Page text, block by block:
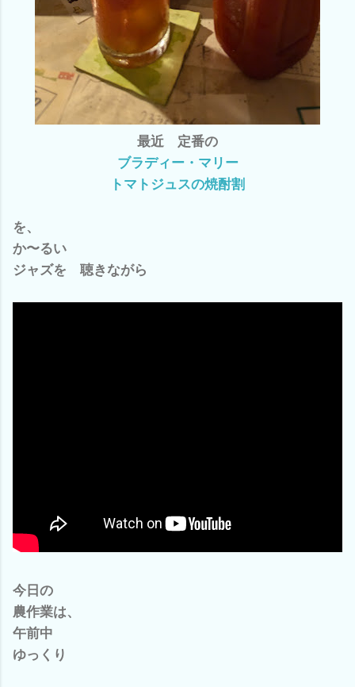
最近 定番の
ブラディー・マリー
トマトジュスの焼酎割
を、
か〜るい
ジャズを 聴きながら
今日の
農作業は、
午前中
ゆっくり